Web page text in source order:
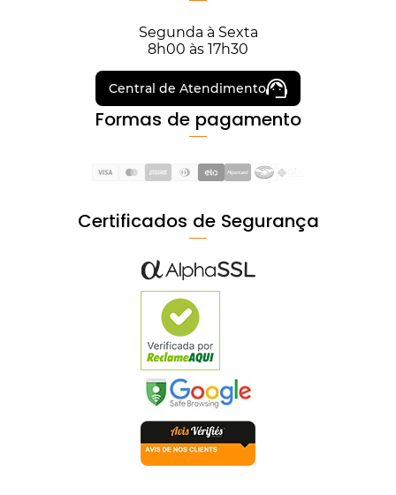
Segunda à Sexta
8h00 às 17h30
Central de Atendimento
Formas de pagamento
Certificados de Segurança